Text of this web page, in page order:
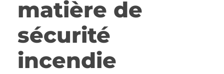
matière de
sécurité
incendie